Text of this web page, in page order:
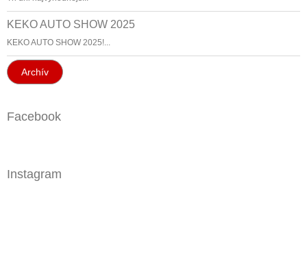
KEKO AUTO SHOW 2025
KEKO AUTO SHOW 2025!...
Archív
Facebook
Instagram